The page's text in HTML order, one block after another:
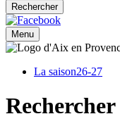
Rechercher
Menu
La saison26-27